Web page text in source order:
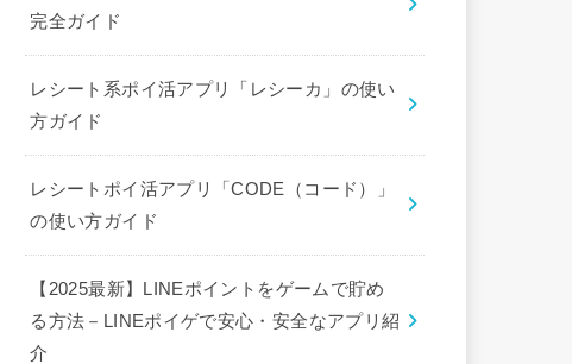
完全ガイド
レシート系ポイ活アプリ「レシーカ」の使い
方ガイド
レシートポイ活アプリ「CODE（コード）」
の使い方ガイド
【2025最新】LINEポイントをゲームで貯め
る方法－LINEポイゲで安心・安全なアプリ紹
介